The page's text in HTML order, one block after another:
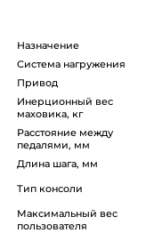
Назначение
Система нагружения
Привод
Инерционный вес
маховика, кг
Расстояние между
педалями, мм
Длина шага, мм
Тип консоли
Максимальный вес
пользователя